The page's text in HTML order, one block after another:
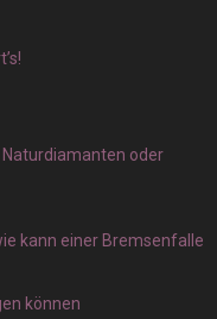
oder
kann einer Bremsenfalle
können